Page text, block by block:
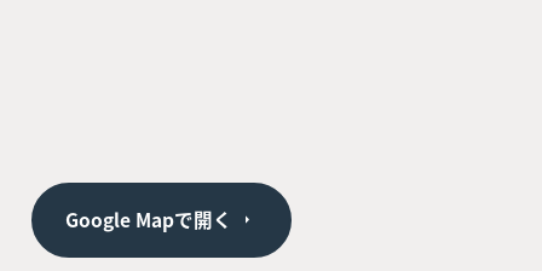
Google Mapで開く